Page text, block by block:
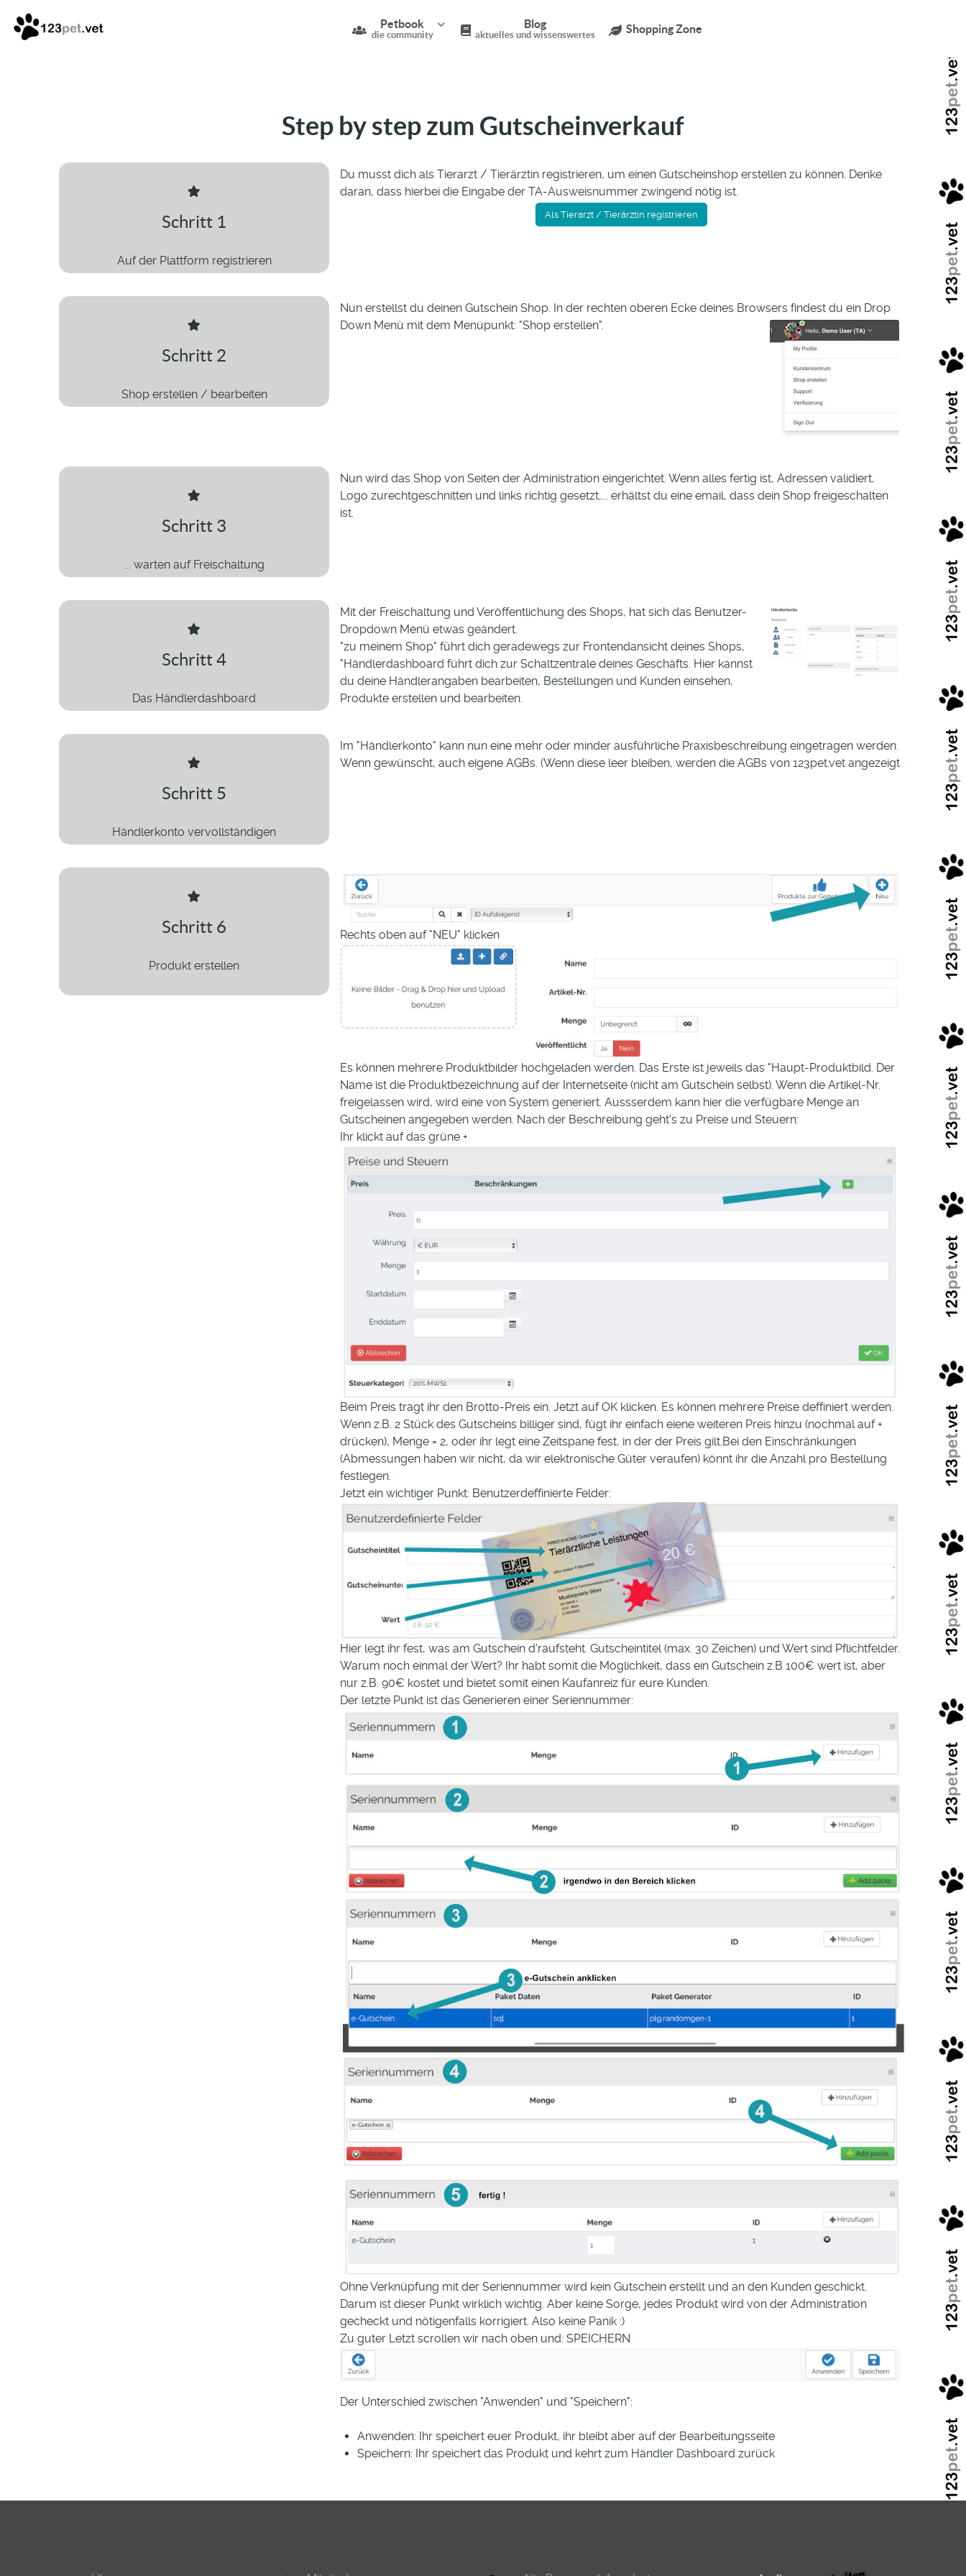
Petbook
die community
Blog
aktuelles und wissenswertes Shopping Zone
Step by step zum Gutscheinverkauf
Schritt 1
Auf der Plattform registrieren
Du musst dich als Tierarzt / Tierärztin registrieren, um einen Gutscheinshop erstellen zu können. Denke
daran, dass hierbei die Eingabe der TA-Ausweisnummer zwingend nötig ist.
Als Tierarzt / Tierärztin registrieren
Schritt 2
Shop erstellen / bearbeiten
Nun erstellst du deinen Gutschein Shop. In der rechten oberen Ecke deines Browsers findest du ein Drop
Down Menü mit dem Menüpunkt: "Shop erstellen".
Schritt 3
... warten auf Freischaltung
Nun wird das Shop von Seiten der Administration eingerichtet. Wenn alles fertig ist, Adressen validiert,
Logo zurechtgeschnitten und links richtig gesetzt,... erhältst du eine email, dass dein Shop freigeschalten
ist.
Schritt 4
Das Händlerdashboard
Mit der Freischaltung und Veröffentlichung des Shops, hat sich das Benutzer-
Dropdown Menü etwas geändert.
"zu meinem Shop" führt dich geradewegs zur Frontendansicht deines Shops,
"Händlerdashboard führt dich zur Schaltzentrale deines Geschäfts. Hier kannst
du deine Händlerangaben bearbeiten, Bestellungen und Kunden einsehen,
Produkte erstellen und bearbeiten.
Schritt 5
Händlerkonto vervollständigen
Im "Händlerkonto" kann nun eine mehr oder minder ausführliche Praxisbeschreibung eingetragen werden.
Wenn gewünscht, auch eigene AGBs. (Wenn diese leer bleiben, werden die AGBs von 123pet.vet angezeigt
Schritt 6
Produkt erstellen
Rechts oben auf "NEU" klicken
Es können mehrere Produktbilder hochgeladen werden. Das Erste ist jeweils das "Haupt-Produktbild. Der
Name ist die Produktbezeichnung auf der Internetseite (nicht am Gutschein selbst). Wenn die Artikel-Nr.
freigelassen wird, wird eine von System generiert. Aussserdem kann hier die verfügbare Menge an
Gutscheinen angegeben werden. Nach der Beschreibung geht's zu Preise und Steuern:
Ihr klickt auf das grüne +
Beim Preis tragt ihr den Brotto-Preis ein. Jetzt auf OK klicken. Es können mehrere Preise deffiniert werden.
Wenn z.B. 2 Stück des Gutscheins billiger sind, fügt ihr einfach eiene weiteren Preis hinzu (nochmal auf +
drücken), Menge = 2, oder ihr legt eine Zeitspane fest, in der der Preis gilt.Bei den Einschränkungen
(Abmessungen haben wir nicht, da wir elektronische Güter veraufen) könnt ihr die Anzahl pro Bestellung
festlegen.
Jetzt ein wichtiger Punkt: Benutzerdeffinierte Felder:
Hier legt ihr fest, was am Gutschein d'raufsteht. Gutscheintitel (max. 30 Zeichen) und Wert sind Pflichtfelder.
Warum noch einmal der Wert? Ihr habt somit die Möglichkeit, dass ein Gutschein z.B 100€ wert ist, aber
nur z.B. 90€ kostet und bietet somit einen Kaufanreiz für eure Kunden.
Der letzte Punkt ist das Generieren einer Seriennummer:
Ohne Verknüpfung mit der Seriennummer wird kein Gutschein erstellt und an den Kunden geschickt.
Darum ist dieser Punkt wirklich wichtig. Aber keine Sorge, jedes Produkt wird von der Administration
gecheckt und nötigenfalls korrigiert. Also keine Panik :)
Zu guter Letzt scrollen wir nach oben und: SPEICHERN
Der Unterschied zwischen "Anwenden" und "Speichern":
Anwenden: Ihr speichert euer Produkt, ihr bleibt aber auf der Bearbeitungsseite
Speichern: Ihr speichert das Produkt und kehrt zum Händler Dashboard zurück